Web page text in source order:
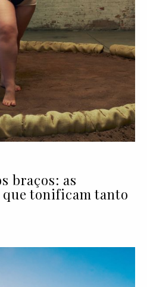
braços: as
que tonificam tanto